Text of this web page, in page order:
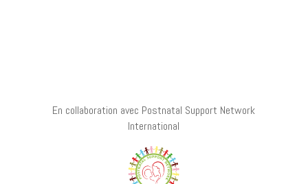
En collaboration avec Postnatal Support Network
International